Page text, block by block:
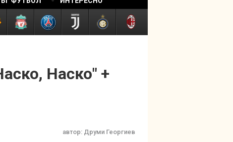
Наско" +
автор: Друми Георгиев